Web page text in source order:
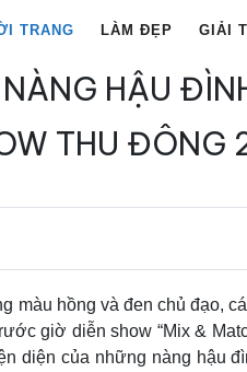
TRANG LÀM ĐẸP GIẢI
HẬU
THU ĐÔNG
màu hồng và đen chủ đạo,
giờ diễn show “Mix &
diện của những nàng hậu